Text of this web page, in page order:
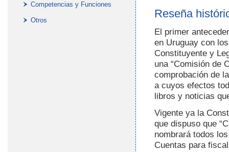
Competencias y Funciones
Otros
Reseña
El primer
en Uruguay con
Constituyente y
una “Comisión de
comprobación de
a cuyos efectos
libros y noticias
Vigente ya la
que dispuso que
nombrará todos
Cuentas para